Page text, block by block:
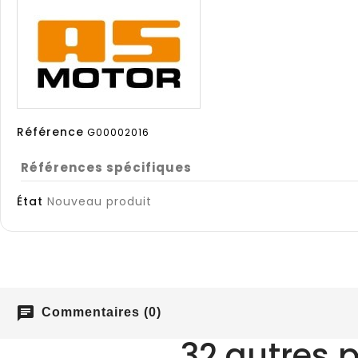
Référence G00002016
Références spécifiques
État Nouveau produit
chat Commentaires (0)